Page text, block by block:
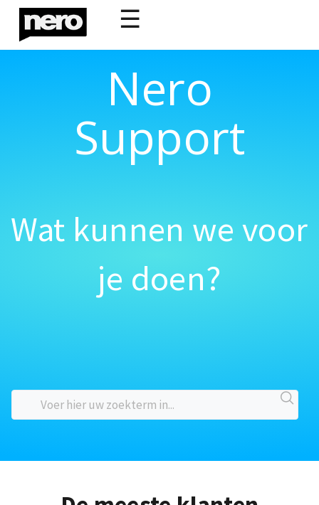
☰
Nero
Support
Wat kunnen we voor
je doen?